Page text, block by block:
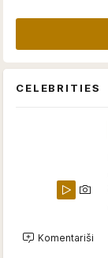
CELEBRITIES
Komentariši